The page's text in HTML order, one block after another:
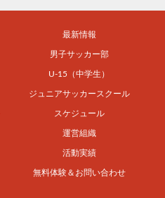
最新情報
男子サッカー部
U-15（中学生）
ジュニアサッカースクール
スケジュール
運営組織
活動実績
無料体験＆お問い合わせ